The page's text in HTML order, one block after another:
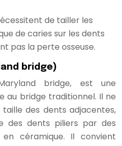
de tailler les
de caries sur les dents
pas la perte osseuse.
bridge)
bridge, est une
au bridge traditionnel. Il ne
des dents adjacentes,
des dents piliers par des
céramique. Il convient